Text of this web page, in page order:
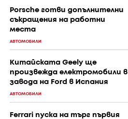
Porsche готви допълнителни
съкращения на работни
места
АВТОМОБИЛИ
Китайската Geely ще
произвежда електромобили в
завода на Ford в Испания
АВТОМОБИЛИ
Ferrari пуска на търг първия